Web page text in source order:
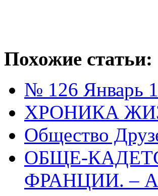
Похожие статьи:
№ 126 Январь
ХРОНИКА
Общество
ОБЩЕ-
ФРАНЦИИ. –